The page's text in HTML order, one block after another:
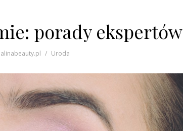
porady ekspertów
Uroda